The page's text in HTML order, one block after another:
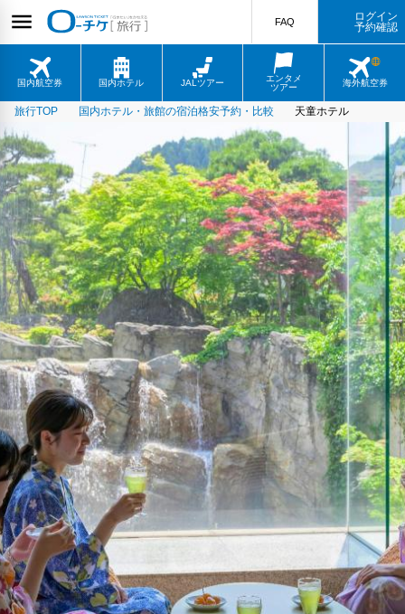
国内航空券 国内ホテル JALツアー
エンタメ
ツアー
海外航空券
FAQ
ログイン
予約確認
旅行TOP 国内ホテル・旅館の宿泊格安予約・比較 天童ホテル